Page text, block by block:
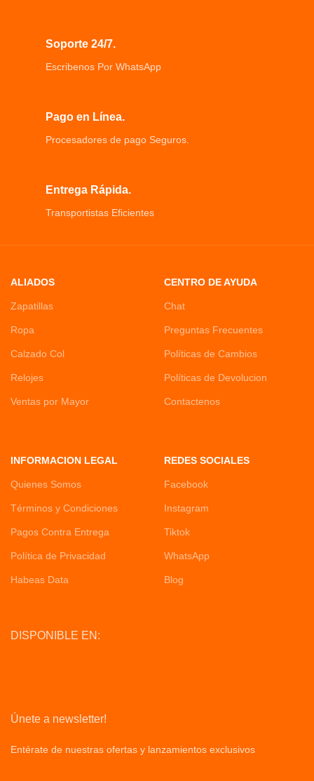
Soporte 24/7.
Escribenos Por WhatsApp
Pago en Línea.
Procesadores de pago Seguros.
Entrega Rápida.
Transportistas Eficientes
ALIADOS
Zapatillas
Ropa
Calzado Col
Relojes
Ventas por Mayor
CENTRO DE AYUDA
Chat
Preguntas Frecuentes
Políticas de Cambios
Políticas de Devolucion
Contactenos
INFORMACION LEGAL
Quienes Somos
Términos y Condiciones
Pagos Contra Entrega
Política de Privacidad
Habeas Data
REDES SOCIALES
Facebook
Instagram
Tiktok
WhatsApp
Blog
DISPONIBLE EN:
Únete a newsletter!
Entérate de nuestras ofertas y lanzamientos exclusivos